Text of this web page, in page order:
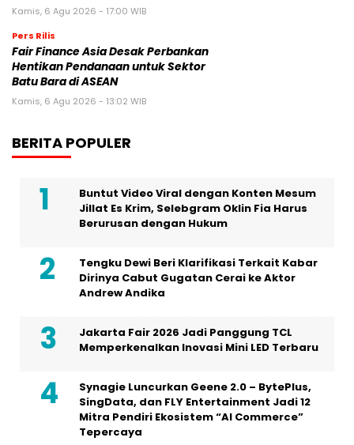
Kamis, 6 Agu 2026 - 17:00 WIB
Pers Rilis
Fair Finance Asia Desak Perbankan
Hentikan Pendanaan untuk Sektor
Batu Bara di ASEAN
Kamis, 6 Agu 2026 - 13:02 WIB
BERITA POPULER
Buntut Video Viral dengan Konten Mesum
Jillat Es Krim, Selebgram Oklin Fia Harus
Berurusan dengan Hukum
Tengku Dewi Beri Klarifikasi Terkait Kabar
Dirinya Cabut Gugatan Cerai ke Aktor
Andrew Andika
Jakarta Fair 2026 Jadi Panggung TCL
Memperkenalkan Inovasi Mini LED Terbaru
Synagie Luncurkan Geene 2.0 – BytePlus,
SingData, dan FLY Entertainment Jadi 12
Mitra Pendiri Ekosistem “AI Commerce”
Tepercaya